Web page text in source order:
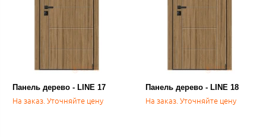
Панель дерево - LINE 17
На заказ. Уточняйте цену
Панель дерево - LINE 18
На заказ. Уточняйте цену